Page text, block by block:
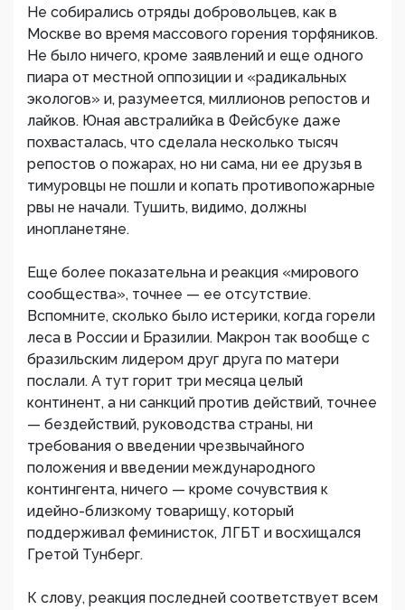
Не собирались отряды добровольцев, как в
Москве во время массового горения торфяников.
Не было ничего, кроме заявлений и еще одного
пиара от местной оппозиции и «радикальных
экологов» и, разумеется, миллионов репостов и
лайков. Юная австралийка в Фейсбуке даже
похвасталась, что сделала несколько тысяч
репостов о пожарах, но ни сама, ни ее друзья в
тимуровцы не пошли и копать противопожарные
рвы не начали. Тушить, видимо, должны
инопланетяне.
Еще более показательна и реакция «мирового
сообщества», точнее — ее отсутствие.
Вспомните, сколько было истерики, когда горели
леса в России и Бразилии. Макрон так вообще с
бразильским лидером друг друга по матери
послали. А тут горит три месяца целый
континент, а ни санкций против действий, точнее
— бездействий, руководства страны, ни
требования о введении чрезвычайного
положения и введении международного
контингента, ничего — кроме сочувствия к
идейно-близкому товарищу, который
поддерживал феминисток, ЛГБТ и восхищался
Гретой Тунберг.
К слову, реакция последней соответствует всем